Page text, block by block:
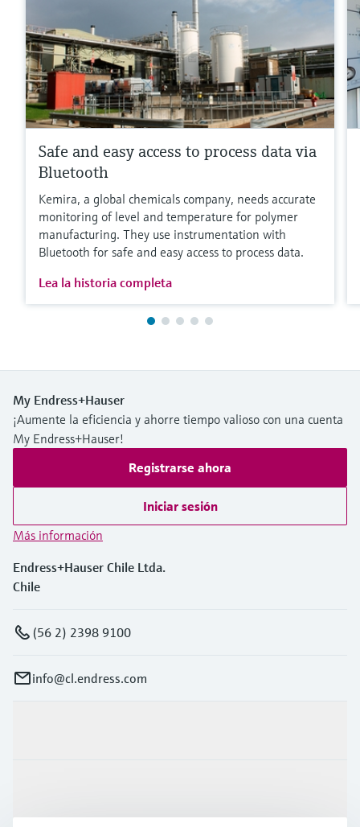
Safe and easy access to process data via
Bluetooth
Kemira, a global chemicals company, needs accurate
monitoring of level and temperature for polymer
manufacturing. They use instrumentation with
Bluetooth for safe and easy access to process data.
Lea la historia completa
My Endress+Hauser
¡Aumente la eficiencia y ahorre tiempo valioso con una cuenta
My Endress+Hauser!
Registrarse ahora
Iniciar sesión
Más información
Endress+Hauser Chile Ltda.
Chile
(56 2) 2398 9100
info@cl.endress.com